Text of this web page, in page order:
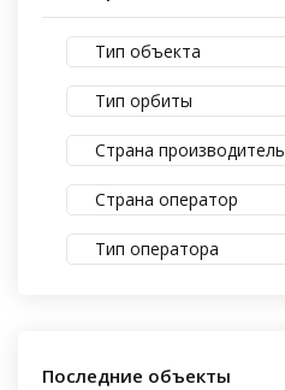
Тип объекта
Тип орбиты
Страна производитель
Страна оператор
Тип оператора
Последние объекты